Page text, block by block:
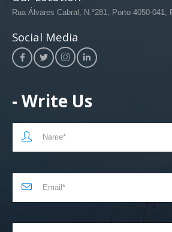
Rua Álvares Cabral, N.º281, Porto 4050-041,
Social Media
- Write Us